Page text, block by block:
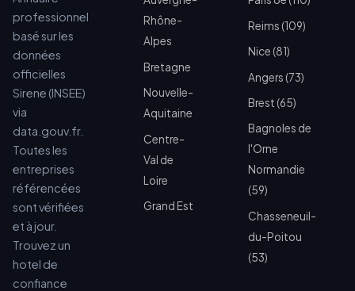
professionnel
basé sur les
données
officielles
Sirene (INSEE)
via
data.gouv.fr.
Toutes les
entreprises
référencées
sont vérifiées
et à jour.
Trouvez un
hotel de
confiance
Rhône-
Alpes
Bretagne
Nouvelle-
Aquitaine
Centre-
Val de
Loire
Grand Est
Reims (109)
Nice (81)
Angers (73)
Brest (65)
Bagnoles de
l'Orne
Normandie
(59)
Chasseneuil-
du-Poitou
(53)